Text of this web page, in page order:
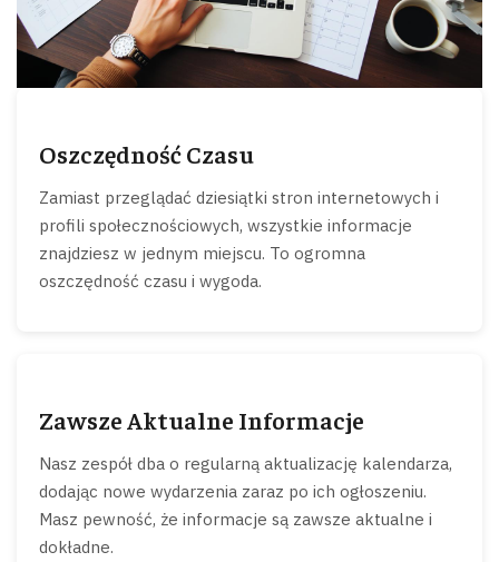
Oszczędność Czasu
Zamiast przeglądać dziesiątki stron internetowych i
profili społecznościowych, wszystkie informacje
znajdziesz w jednym miejscu. To ogromna
oszczędność czasu i wygoda.
Zawsze Aktualne Informacje
Nasz zespół dba o regularną aktualizację kalendarza,
dodając nowe wydarzenia zaraz po ich ogłoszeniu.
Masz pewność, że informacje są zawsze aktualne i
dokładne.